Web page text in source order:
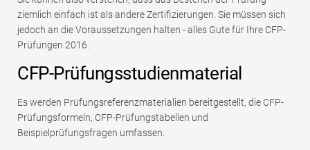
ziemlich einfach ist als andere Zertifizierungen. Sie müssen sich
jedoch an die Voraussetzungen halten - alles Gute für Ihre CFP-
Prüfungen 2016.
CFP-Prüfungsstudienmaterial
Es werden Prüfungsreferenzmaterialien bereitgestellt, die CFP-
Prüfungsformeln, CFP-Prüfungstabellen und
Beispielprüfungsfragen umfassen.